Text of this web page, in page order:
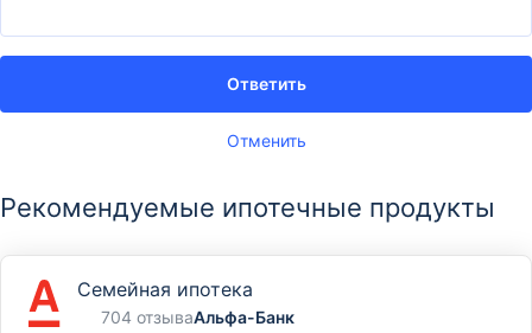
Отменить
Ответить
Рекомендуемые ипотечные продукты
Семейная ипотека
704 отзываАльфа-Банк